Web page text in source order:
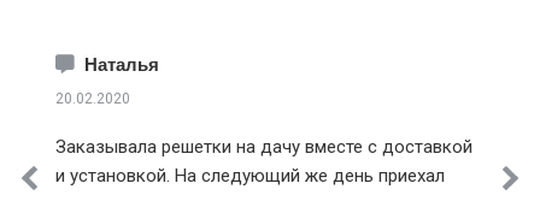
Наталья
20.02.2020
Заказывала решетки на дачу вместе с доставкой
и установкой. На следующий же день приехал